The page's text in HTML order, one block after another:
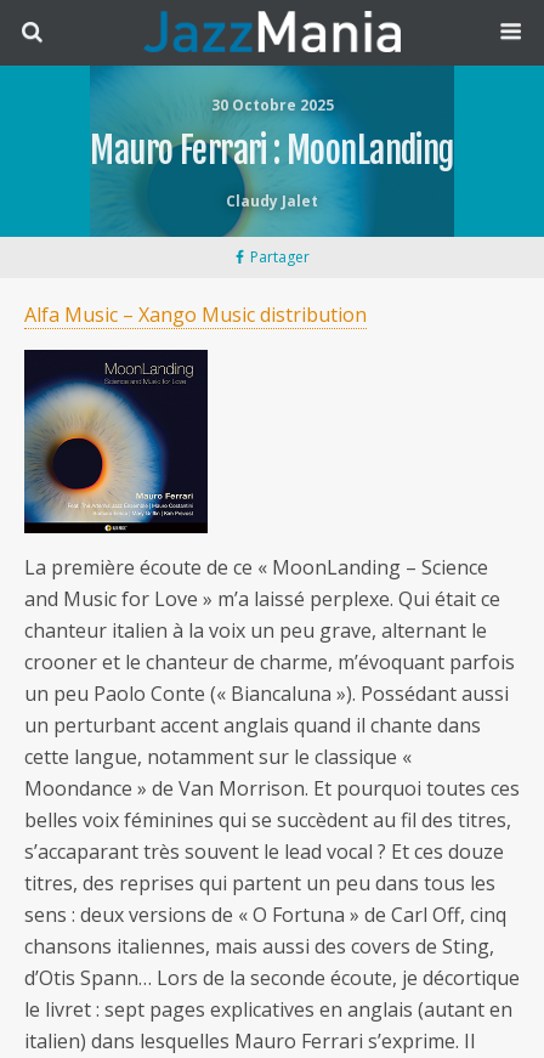
30 Octobre 2025
Mauro Ferrari : MoonLanding
Claudy Jalet
Partager
Alfa Music – Xango Music distribution
La première écoute de ce « MoonLanding – Science
and Music for Love » m’a laissé perplexe. Qui était ce
chanteur italien à la voix un peu grave, alternant le
crooner et le chanteur de charme, m’évoquant parfois
un peu Paolo Conte (« Biancaluna »). Possédant aussi
un perturbant accent anglais quand il chante dans
cette langue, notamment sur le classique «
Moondance » de Van Morrison. Et pourquoi toutes ces
belles voix féminines qui se succèdent au fil des titres,
s’accaparant très souvent le lead vocal ? Et ces douze
titres, des reprises qui partent un peu dans tous les
sens : deux versions de « O Fortuna » de Carl Off, cinq
chansons italiennes, mais aussi des covers de Sting,
d’Otis Spann… Lors de la seconde écoute, je décortique
le livret : sept pages explicatives en anglais (autant en
italien) dans lesquelles Mauro Ferrari s’exprime. Il